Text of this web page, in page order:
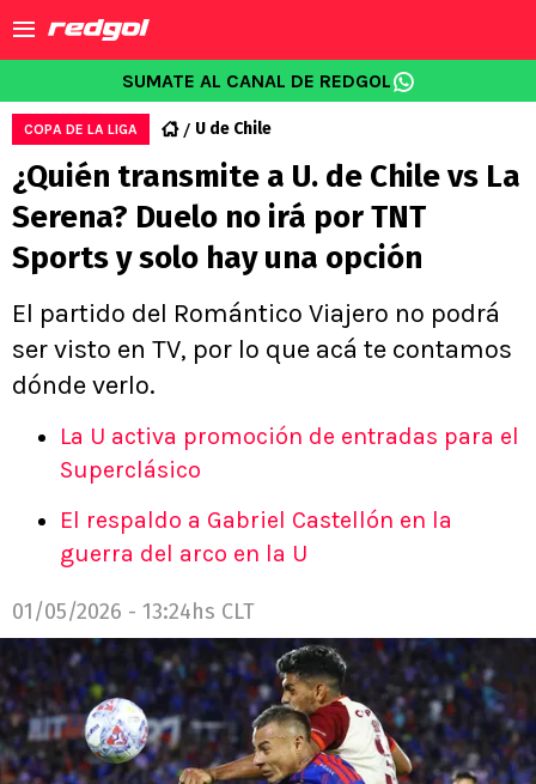
SUMATE AL CANAL DE REDGOL
COPA DE LA LIGA U de Chile
¿Quién transmite a U. de Chile vs La
Serena? Duelo no irá por TNT
Sports y solo hay una opción
El partido del Romántico Viajero no podrá
ser visto en TV, por lo que acá te contamos
dónde verlo.
La U activa promoción de entradas para el
Superclásico
El respaldo a Gabriel Castellón en la
guerra del arco en la U
01/05/2026 - 13:24hs CLT